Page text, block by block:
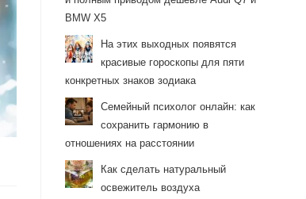
BMW X5
На этих выходных появятся
красивые гороскопы для пяти
конкретных знаков зодиака
Семейный психолог онлайн: как
сохранить гармонию в
отношениях на расстоянии
Как сделать натуральный
освежитель воздуха